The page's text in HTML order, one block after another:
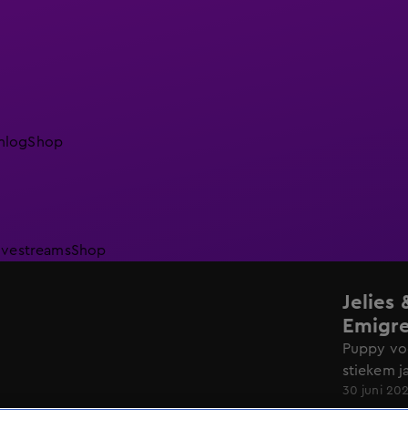
Shop
Shop
Jelies
Puppy
stiekem
30 juni
Vader